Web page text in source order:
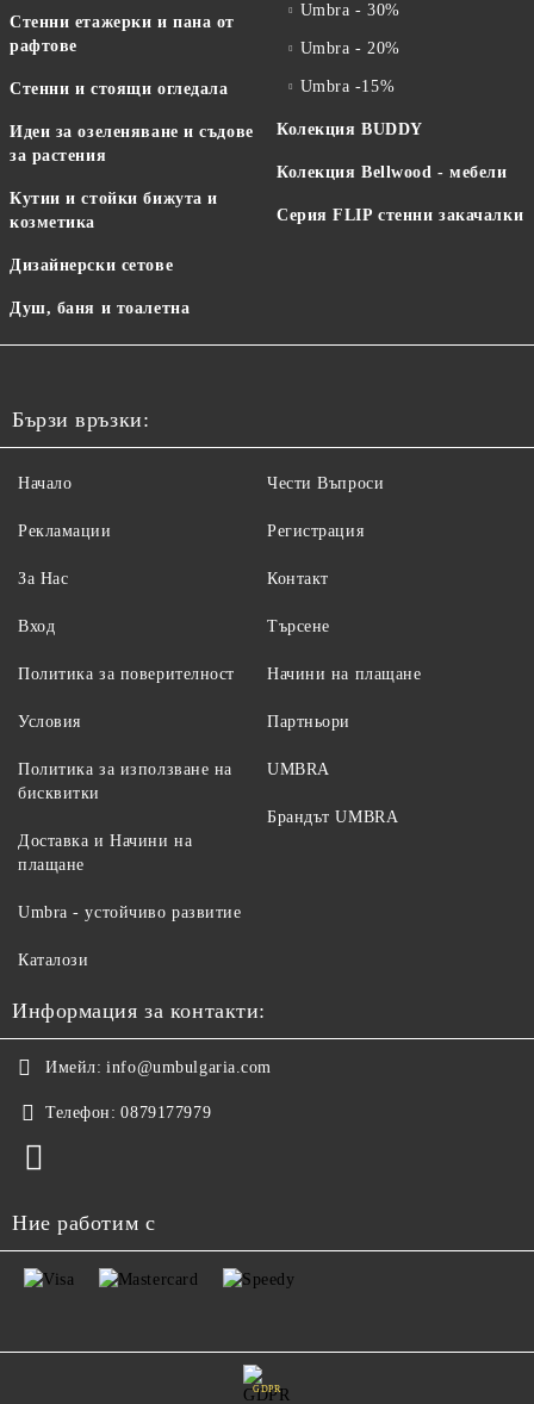
Стенни етажерки и пана от
рафтове
Стенни и стоящи огледала
Идеи за озеленяване и съдове
за растения
Кутии и стойки бижута и
козметика
Дизайнерски сетове
Душ, баня и тоалетна
Umbra - 30%
Umbra - 20%
Umbra -15%
Колекция BUDDY
Колекция Bellwood - мебели
Серия FLIP стенни закачалки
Бързи връзки:
Начало
Рекламации
За Нас
Вход
Чести Въпроси
Регистрация
Контакт
Търсене
Политика за поверителност
Условия
Политика за използване на
бисквитки
Доставка и Начини на
плащане
Начини на плащане
Партньори
UMBRA
Брандът UMBRA
Umbra - устойчиво развитие
Каталози
Информация за контакти:
Имейл: info@umbulgaria.com
Телефон: 0879177979
Ние работим с
GDPR